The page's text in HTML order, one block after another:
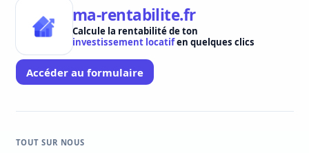
ma-rentabilite.fr
Calcule la rentabilité de ton
investissement locatifen quelques clics
Accéder au formulaire
TOUT SUR NOUS